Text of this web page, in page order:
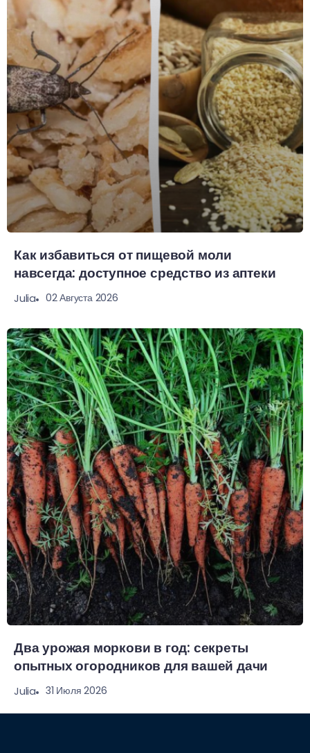
Как избавиться от пищевой моли
навсегда: доступное средство из аптеки
Julia 02 Августа 2026
Два урожая моркови в год: секреты
опытных огородников для вашей дачи
Julia 31 Июля 2026